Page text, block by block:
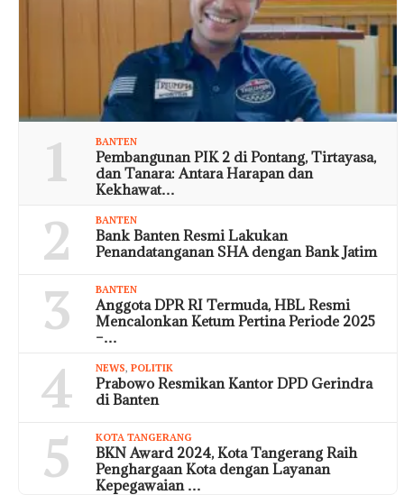
1 BANTEN
Pembangunan PIK 2 di Pontang, Tirtayasa,
dan Tanara: Antara Harapan dan
Kekhawat…
2 BANTEN
Bank Banten Resmi Lakukan
Penandatanganan SHA dengan Bank Jatim
3 BANTEN
Anggota DPR RI Termuda, HBL Resmi
Mencalonkan Ketum Pertina Periode 2025
–…
4 NEWS, POLITIK
Prabowo Resmikan Kantor DPD Gerindra
di Banten
5 KOTA TANGERANG
BKN Award 2024, Kota Tangerang Raih
Penghargaan Kota dengan Layanan
Kepegawaian …